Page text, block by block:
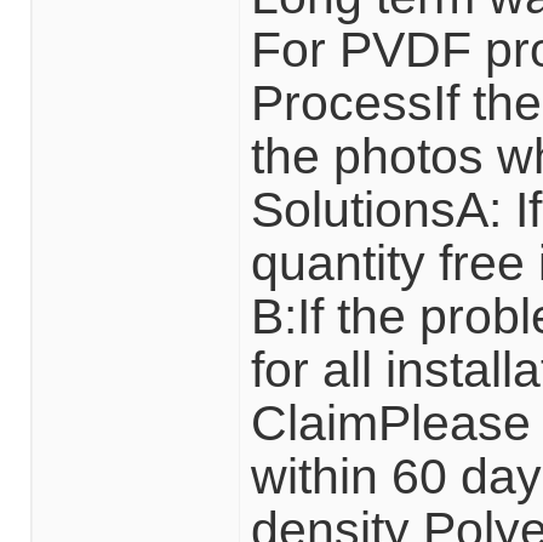
For PVDF
ProcessIf
the photos
SolutionsA:
quantity free
B:If the
for all
within 60
density